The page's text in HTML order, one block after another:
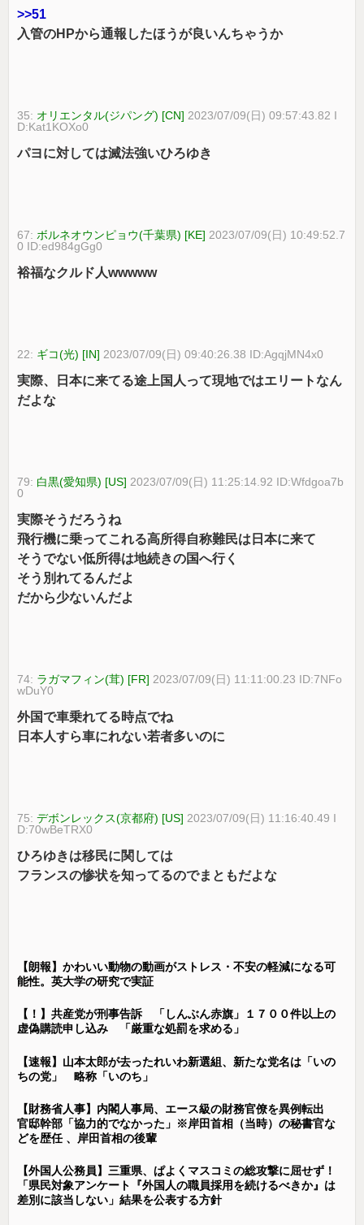
>>51
入管のHPから通報したほうが良いんちゃうか
35: オリエンタル(ジパング) [CN] 2023/07/09(日) 09:57:43.82 I
D:Kat1KOXo0
パヨに対しては滅法強いひろゆき
67: ボルネオウンピョウ(千葉県) [KE] 2023/07/09(日) 10:49:52.7
0 ID:ed984gGg0
裕福なクルド人wwwww
22: ギコ(光) [IN] 2023/07/09(日) 09:40:26.38 ID:AgqjMN4x0
実際、日本に来てる途上国人って現地ではエリートなん
だよな
79: 白黒(愛知県) [US] 2023/07/09(日) 11:25:14.92 ID:Wfdgoa7b
0
実際そうだろうね
飛行機に乗ってこれる高所得自称難民は日本に来て
そうでない低所得は地続きの国へ行く
そう別れてるんだよ
だから少ないんだよ
74: ラガマフィン(茸) [FR] 2023/07/09(日) 11:11:00.23 ID:7NFo
wDuY0
外国で車乗れてる時点でね
日本人すら車にれない若者多いのに
75:デボンレックス(京都府) [US] 2023/07/09(日) 11:16:40.49 I
D:70wBeTRX0
ひろゆきは移民に関しては
フランスの惨状を知ってるのでまともだよな
【朗報】かわいい動物の動画がストレス・不安の軽減になる可
能性。英大学の研究で実証
【！】共産党が刑事告訴 「しんぶん赤旗」１７００件以上の
虚偽購読申し込み 「厳重な処罰を求める」
【速報】山本太郎が去ったれいわ新選組、新たな党名は「いの
ちの党」 略称「いのち」
【財務省人事】内閣人事局、エース級の財務官僚を異例転出
官邸幹部「協力的でなかった」※岸田首相（当時）の秘書官な
どを歴任 、岸田首相の後輩
【外国人公務員】三重県、ぱよくマスコミの総攻撃に屈せず！
「県民対象アンケート『外国人の職員採用を続けるべきか』は
差別に該当しない」結果を公表する方針